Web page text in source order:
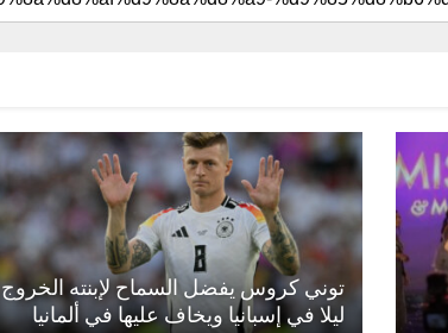
توني كروس يفضل السماح لإبنته الخروج
ليلا في إسبانيا ويخاف عليها في ألمانيا